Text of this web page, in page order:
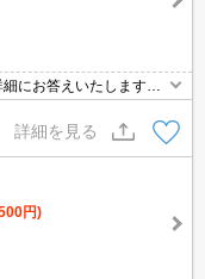
にお答えいたします。
♪
詳細を見る
円)